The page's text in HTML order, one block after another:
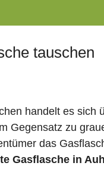
tauschen
handelt es sich
Gegensatz zu
das
Gasflasche in